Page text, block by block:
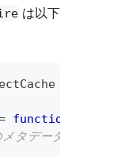
は以下
function
タデータを返すよう